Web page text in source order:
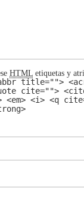
HTML etiquetas y
title="">
cite="">
<em> <i> <q